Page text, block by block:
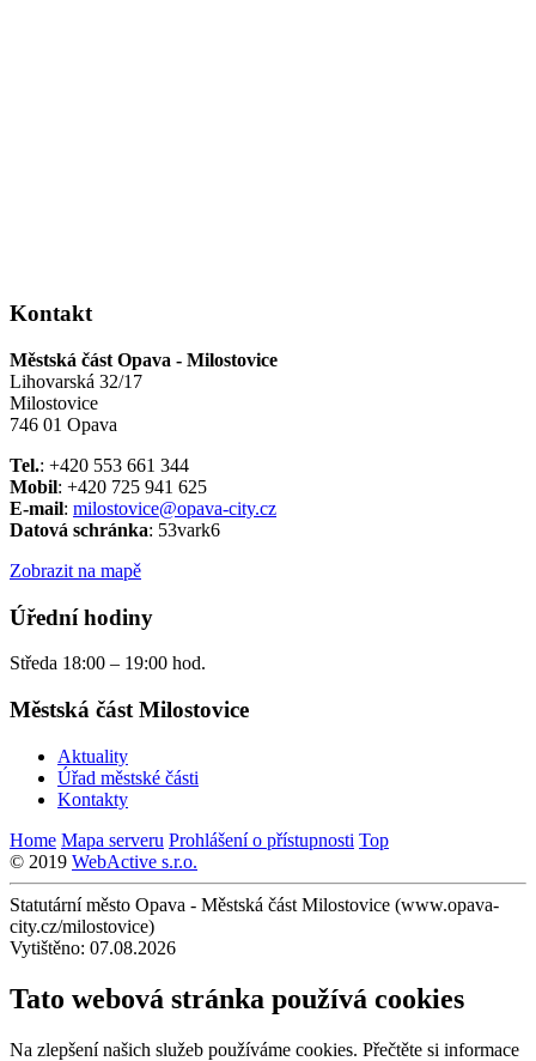
Kontakt
Městská část Opava - Milostovice
Lihovarská 32/17
Milostovice
746 01 Opava
Tel.: +420 553 661 344
Mobil: +420 725 941 625
E-mail: milostovice@opava-city.cz
Datová schránka: 53vark6
Zobrazit na mapě
Úřední hodiny
Středa 18:00 – 19:00 hod.
Městská část Milostovice
Aktuality
Úřad městské části
Kontakty
Home Mapa serveru Prohlášení o přístupnosti Top
© 2019 WebActive s.r.o.
Statutární město Opava - Městská část Milostovice (www.opava-
city.cz/milostovice)
Vytištěno: 07.08.2026
Tato webová stránka používá cookies
Na zlepšení našich služeb používáme cookies. Přečtěte si informace